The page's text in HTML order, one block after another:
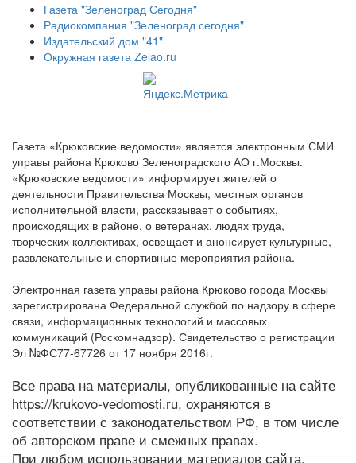
Газета "Зеленоград Сегодня"
Радиокомпания "Зеленоград сегодня"
Издательский дом "41"
Окружная газета Zelao.ru
Газета «Крюковские ведомости» является электронным СМИ
управы района Крюково Зеленоградского АО г.Москвы.
«Крюковские ведомости» информирует жителей о
деятельности Правительства Москвы, местных органов
исполнительной власти, рассказывает о событиях,
происходящих в районе, о ветеранах, людях труда,
творческих коллективах, освещает и анонсирует культурные,
развлекательные и спортивные мероприятия района.
Электронная газета управы района Крюково города Москвы
зарегистрирована Федеральной службой по надзору в сфере
связи, информационных технологий и массовых
коммуникаций (Роскомнадзор). Свидетельство о регистрации
Эл №ФС77-67726 от 17 ноября 2016г.
Все права на материалы, опубликованные на сайте
https://krukovo-vedomosti.ru, охраняются в
соответствии с законодательством РФ, в том числе
об авторском праве и смежных правах.
При любом использовании материалов сайта,